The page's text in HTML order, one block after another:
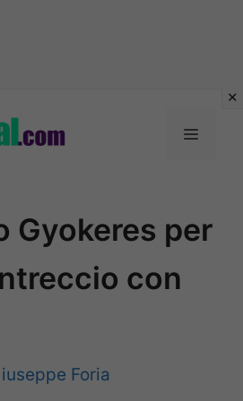
Menu
Gyokeres per
con
Foria